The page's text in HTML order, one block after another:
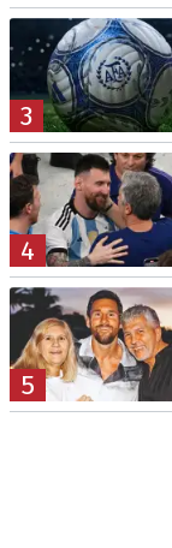
3
4
5